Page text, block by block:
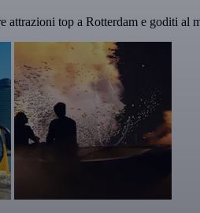
attrazioni top a Rotterdam e goditi al